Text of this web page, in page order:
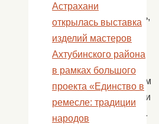
вырезать,
дети
временем
выбирали
цветочки.
Астрахани
открылась выставка
изделий мастеров
Ахтубинского района
в рамках большого
проекта «Единство в
ремесле: традиции
народов